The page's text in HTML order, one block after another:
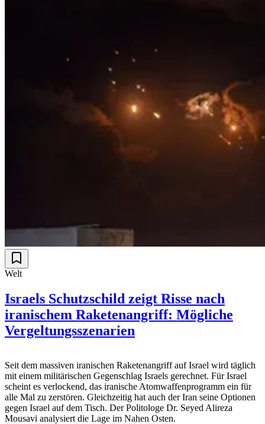
Welt
Israels Schutzschild zeigt Risse nach
iranischem Raketenangriff: Mögliche
Vergeltungsszenarien
Seit dem massiven iranischen Raketenangriff auf Israel wird täglich
mit einem militärischen Gegenschlag Israels gerechnet. Für Israel
scheint es verlockend, das iranische Atomwaffenprogramm ein für
alle Mal zu zerstören. Gleichzeitig hat auch der Iran seine Optionen
gegen Israel auf dem Tisch. Der Politologe Dr. Seyed Alireza
Mousavi analysiert die Lage im Nahen Osten.